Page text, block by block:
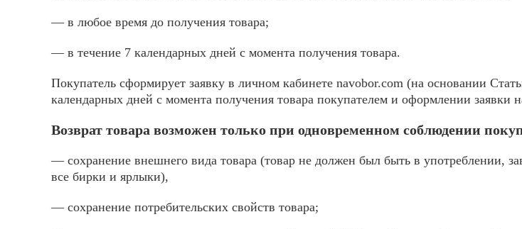
— в любое время до получения товара;
— в течение 7 календарных дней с момента получения товара.
Покупатель сформирует заявку в личном кабинете navobor.com (на основании
календарных дней с момента получения товара покупателем и оформлении заявки
Возврат товара возможен только при одновременном соблюдении
— сохранение внешнего вида товара (товар не должен был быть в употреблении,
все бирки и ярлыки),
— сохранение потребительских свойств товара;